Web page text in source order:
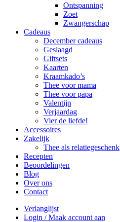
Ontspanning
Zoet
Zwangerschap
Cadeaus
December cadeaus
Geslaagd
Giftsets
Kaarten
Kraamkado’s
Thee voor mama
Thee voor papa
Valentijn
Verjaardag
Vier de liefde!
Accessoires
Zakelijk
Thee als relatiegeschenk
Recepten
Beoordelingen
Blog
Over ons
Contact
Verlanglijst
Login / Maak account aan